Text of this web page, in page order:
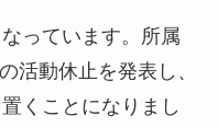
っています。所属
活動休止を発表し、
くことになりまし